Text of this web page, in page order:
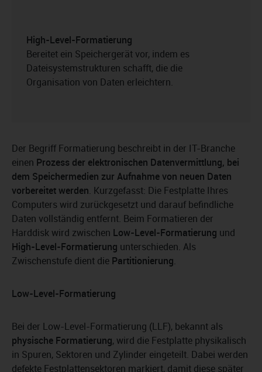
High-Level-Formatierung
Bereitet ein Speichergerät vor, indem es
Dateisystemstrukturen schafft, die die
Organisation von Daten erleichtern.
Der Begriff Formatierung beschreibt in der IT-Branche
einen Prozess der elektronischen Datenvermittlung, bei
dem Speichermedien zur Aufnahme von neuen Daten
vorbereitet werden. Kurzgefasst: Die Festplatte Ihres
Computers wird zurückgesetzt und darauf befindliche
Daten vollständig entfernt. Beim Formatieren der
Harddisk wird zwischen Low-Level-Formatierung und
High-Level-Formatierung unterschieden. Als
Zwischenstufe dient die Partitionierung.
Low-Level-Formatierung
Bei der Low-Level-Formatierung (LLF), bekannt als
physische Formatierung, wird die Festplatte physikalisch
in Spuren, Sektoren und Zylinder eingeteilt. Dabei werden
defekte Festplattensektoren markiert, damit diese später